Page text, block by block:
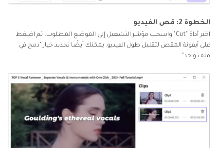
الخطوة 2: قص الفيديو
اختر أداة "Cut" واسحب مؤشر التشغيل إلى الموضع المطلوب، ثم اضغط
على أيقونة المقص لتقليل طول الفيديو. يمكنك أيضًا تحديد خيار "دمج في
ملف واحد".